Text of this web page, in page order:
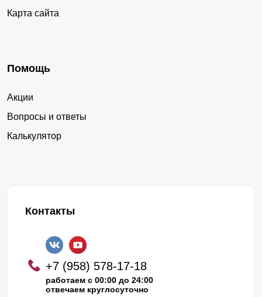
Карта сайта
Помощь
Акции
Вопросы и ответы
Калькулятор
Контакты
+7 (958) 578-17-18
работаем с 00:00 до 24:00
отвечаем круглосуточно